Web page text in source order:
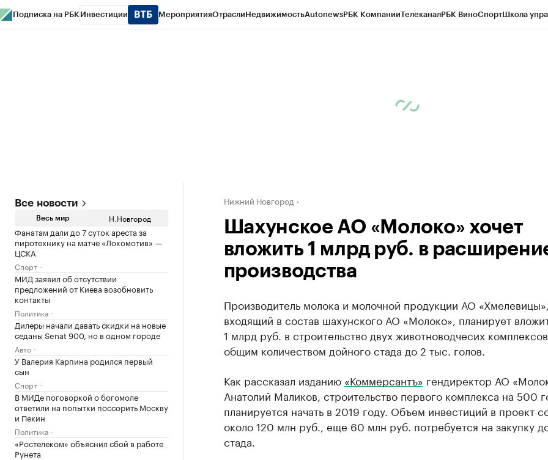
Подписка на РБК Инвестиции МероприятияОтраслиНедвижимостьAutonewsРБК КомпанииТелеканалРБК ВиноСпортШкола
Все новости
Весь мир Н.Новгород
Фанатам дали до 7 суток ареста за
пиротехнику на матче «Локомотив» —
ЦСКА
Спорт
МИД заявил об отсутствии
предложений от Киева возобновить
контакты
Политика
Дилеры начали давать скидки на новые
седаны Senat 900, но в одном городе
Авто
У Валерия Карпина родился первый
сын
Спорт
В МИДе поговоркой о богомоле
ответили на попытки поссорить Москву
и Пекин
Политика
«Ростелеком» объяснил сбой в работе
Рунета
Нижний Новгород
Шахунское АО «Молоко» хочет
вложить 1 млрд руб. в
производства
Производитель молока и молочной продукции АО
входящий в состав шахунского АО ​«Молоко», планирует
1 млрд руб. в строительство двух животноводчесих
общим количеством дойного стада до 2 тыс. голов.
Как рассказал изданию «Коммерсантъ» гендиректор АО
Анатолий Маликов, строительство первого комплекса на 500
планируется начать в 2019 году. Объем инвестиций в проект
около 120 млн руб., еще 60 млн руб. потребуется на закупку
стада.